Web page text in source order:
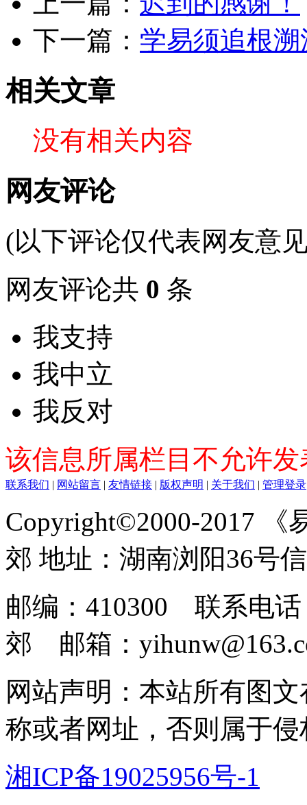
下一篇： 学易须追根
相关文章
没有相关内容
网友评论
(以下评论仅代表网友意
网友评论共 0 条
我支持
我中立
我反对
该信息所属栏目不允许
联系我们 | 网站留言 | 友情链接 | 版权声明 | 关于我们 | 管理登录
Copyright©2000-2017 《
郊 地址：湖南浏阳36号
邮编：410300 联系电
郊 邮箱：
网站声明：本站所有图
称或者网址，否则属于
湘ICP备19025956号-1